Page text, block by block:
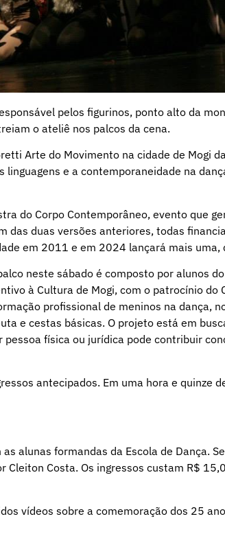
pelos figurinos, ponto alto da
o ateliê nos palcos da cena.
Arte do Movimento na cidade de Mogi
e a contemporaneidade na
do Corpo Contemporâneo, evento que
das duas versões anteriores, todas
em 2011 e em 2024 lançará mais uma,
neste sábado é composto por alunos do
à Cultura de Mogi, com o patrocínio do
profissional de meninos na dança,
e cestas básicas. O projeto está em
física ou jurídica pode contribuir
antecipados. Em uma hora e quinze
alunas formandas da Escola de Dança.
Cleiton Costa. Os ingressos custam R$
vídeos sobre a comemoração dos 25